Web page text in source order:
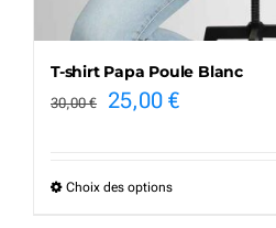
la
du
T-shirt Papa Poule Blanc
30,00€
Le
initial
25,00€Le
Choix des optionsCe